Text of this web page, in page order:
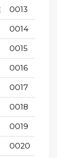
0013
0014
0015
0016
0017
0018
0019
0020